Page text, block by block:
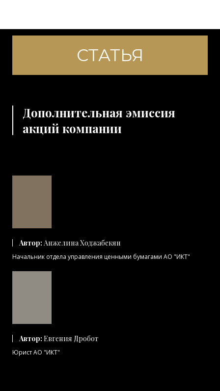
СТАТЬЯ
Дополнительная эмиссия
акций компании
Автор: Анжелина Ходжабекян
Начальник отдела управления ценными бумагами АО "ИКТ"
Автор: Евгения Дробот
Юрист АО "ИКТ"